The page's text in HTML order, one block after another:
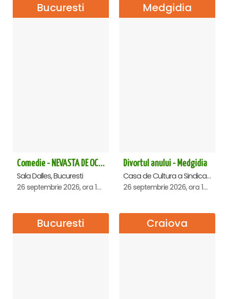
Bucuresti
Comedie - NEVASTA DE OCAZIE !!!
Sala Dalles, Bucuresti
26 septembrie 2026, ora 19:00
Medgidia
Divortul anului - Medgidia
Casa de Cultura a Sindicatelor Lucian Grigorescu, Medgidia
26 septembrie 2026, ora 19:00
Bucuresti Craiova